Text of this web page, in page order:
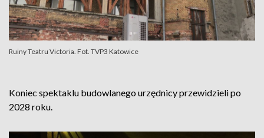
Ruiny Teatru Victoria. Fot. TVP3 Katowice
Koniec spektaklu budowlanego urzędnicy przewidzieli po
2028 roku.